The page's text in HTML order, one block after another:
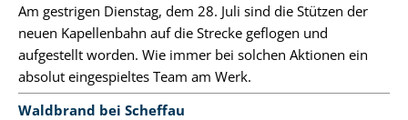
Am gestrigen Dienstag, dem 28. Juli sind die Stützen der
neuen Kapellenbahn auf die Strecke geflogen und
aufgestellt worden. Wie immer bei solchen Aktionen ein
absolut eingespieltes Team am Werk.
Waldbrand bei Scheffau